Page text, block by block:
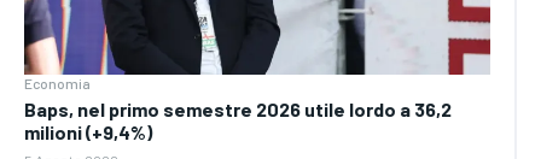
Economia
Baps, nel primo semestre 2026 utile lordo a 36,2
milioni (+9,4%)